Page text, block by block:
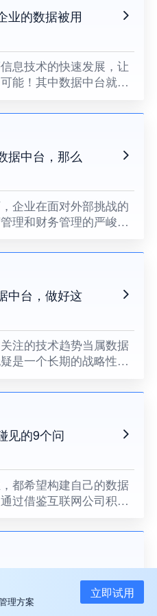
业的数据被用
息技术的快速发展，让
能！其中数据中台就是
据中台，那么
企业在面对外部挑战的
理和财务管理的严峻挑
中台，做好这
注的技术趋势当属数据
是一个长期的战略性工
等多种维度上的工作，
见的9个问
都希望构建自己的数据
过借鉴互联网公司积累
型的关键，李
理方案
立即试用